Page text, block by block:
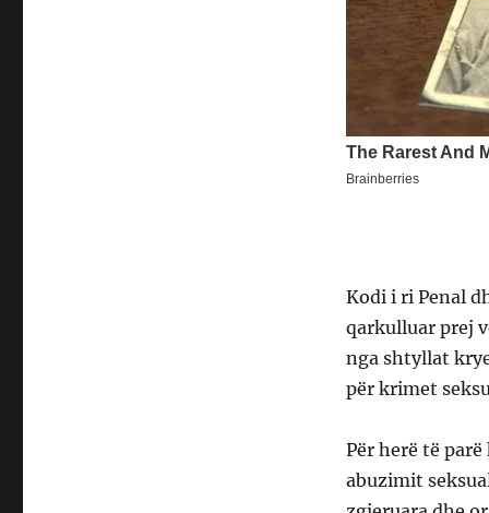
Kodi i ri Penal
qarkulluar prej
nga shtyllat
për krimet
Për herë të
abuzimit